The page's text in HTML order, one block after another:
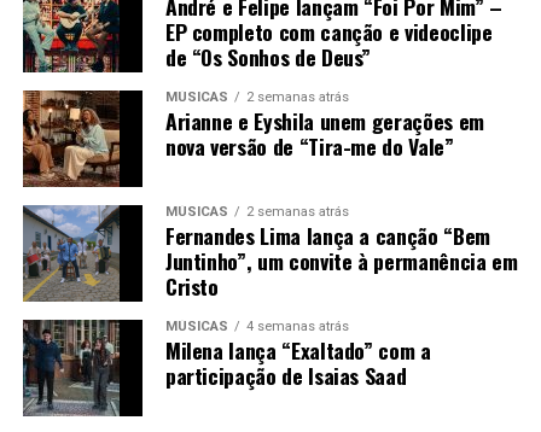
EP completo com canção e videoclipe
de “Os Sonhos de Deus”
MÚSICAS 2 semanas atrás
Arianne e Eyshila unem gerações em
nova versão de “Tira-me do Vale”
MÚSICAS 2 semanas atrás
Fernandes Lima lança a canção “Bem
Juntinho”, um convite à permanência em
Cristo
MÚSICAS 4 semanas atrás
Milena lança “Exaltado” com a
participação de Isaias Saad